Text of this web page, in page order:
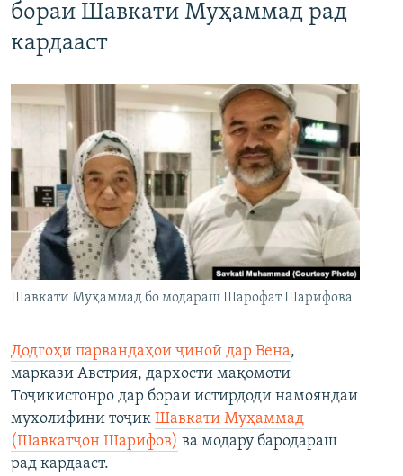
бораи Шавкати Муҳаммад рад
кардааст
Шавкати Муҳаммад бо модараш Шарофат Шарифова
Додгоҳи парвандаҳои ҷиноӣ дар Вена,
маркази Австрия, дархости мақомоти
Тоҷикистонро дар бораи истирдоди намояндаи
мухолифини тоҷик Шавкати Муҳаммад
(Шавкатҷон Шарифов) ва модару бародараш
рад кардааст.